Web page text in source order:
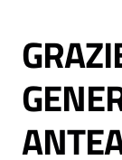
Servizi
Reparti
Salta al